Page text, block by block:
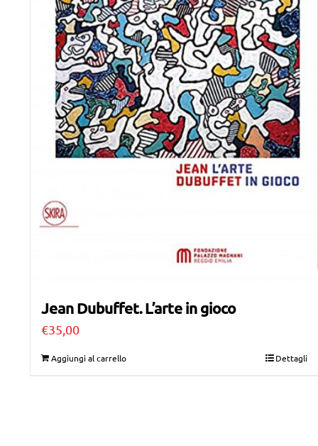
Jean Dubuffet. L’arte in gioco
€35,00
Aggiungi al carrello Dettagli